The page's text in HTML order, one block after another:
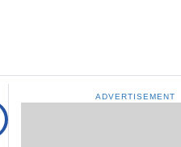
ADVERTISEMENT